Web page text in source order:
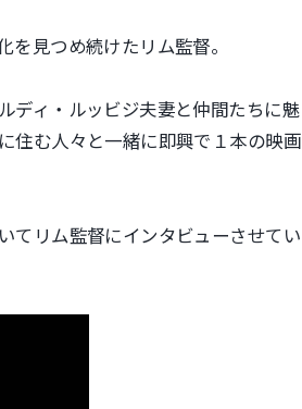
を見つめ続けたリム監督。
ディ・ルッビジ夫妻と仲間たちに魅
住む人々と一緒に即興で１本の映画
てリム監督にインタビューさせてい